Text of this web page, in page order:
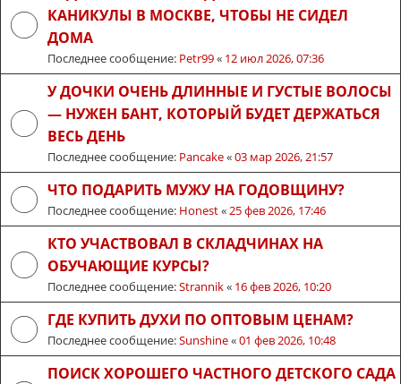
КАНИКУЛЫ В МОСКВЕ, ЧТОБЫ НЕ СИДЕЛ
ДОМА
Последнее сообщение: Petr99« 12 июл 2026, 07:36
У ДОЧКИ ОЧЕНЬ ДЛИННЫЕ И ГУСТЫЕ ВОЛОСЫ
— НУЖЕН БАНТ, КОТОРЫЙ БУДЕТ ДЕРЖАТЬСЯ
ВЕСЬ ДЕНЬ
Последнее сообщение: Pancake«03 мар 2026, 21:57
ЧТО ПОДАРИТЬ МУЖУ НА ГОДОВЩИНУ?
Последнее сообщение: Honest« 25 фев 2026, 17:46
КТО УЧАСТВОВАЛ В СКЛАДЧИНАХ НА
ОБУЧАЮЩИЕ КУРСЫ?
Последнее сообщение:Strannik« 16 фев 2026, 10:20
ГДЕ КУПИТЬ ДУХИ ПО ОПТОВЫМ ЦЕНАМ?
Последнее сообщение:Sunshine«01 фев 2026, 10:48
ПОИСК ХОРОШЕГО ЧАСТНОГО ДЕТСКОГО САДА